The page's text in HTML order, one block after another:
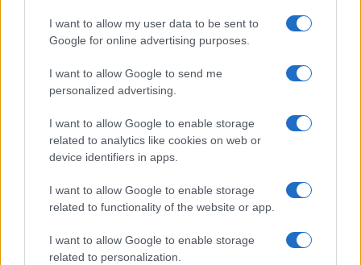
I want to allow my user data to be sent to
Google for online advertising purposes.
I want to allow Google to send me
personalized advertising.
I want to allow Google to enable storage
related to analytics like cookies on web or
device identifiers in apps.
I want to allow Google to enable storage
related to functionality of the website or app.
I want to allow Google to enable storage
related to personalization.
responsabilità (Statuto? Codice nazionale? Codice
dei dipendenti dell’Università degli Studi di
Anziché precisare, evidentemente avvertendo la
debolezza dell’accusa, il Rettore pensava
rincararla con addebiti ancor più generici,
rilevando che “quanto accaduto non costituisce un
episodio isolato, essendo Sua abitudine
esprimere pubblicamente sui social network
opinioni forti, dal contenuto talvolta estremo”.
Un’accusa del tutto vaga, non essendo queste